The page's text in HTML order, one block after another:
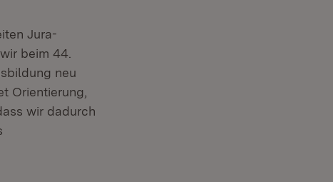
Jura-
beim 44.
neu
Orientierung,
wir dadurch